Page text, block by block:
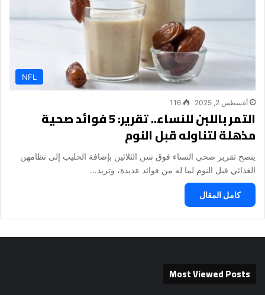
NFL
أغسطس 2, 2025 116
التمر باللبن للنساء.. تقرير: 5 فوائد صحية
مذهلة لتناوله قبل النوم
ينصح تقرير صحي النساء فوق سن الثلاثين بإضافة الحليب إلى نظامهن
الغذائي قبل النوم لما له من فوائد عديدة، وتزيد…
كامل المقال
Most Viewed Posts